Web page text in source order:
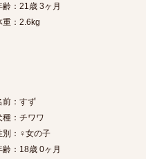
齢：21歳 3ヶ月
重：2.6kg
前：すず
種：チワワ
別：♀女の子
齢：18歳 0ヶ月